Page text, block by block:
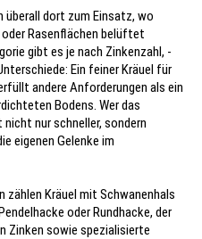
überall dort zum Einsatz, wo
Rasenflächen belüftet
gibt es je nach Zinkenzahl, -
Ein feiner Kräuel für
andere Anforderungen als ein
Bodens. Wer das
nur schneller, sondern
eigenen Gelenke im
Kräuel mit Schwanenhals
oder Rundhacke, der
Zinken sowie spezialisierte